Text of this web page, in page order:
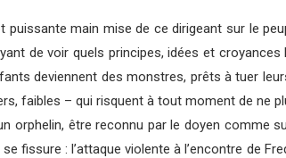
main mise de ce dirigeant sur le
de voir quels principes, idées et
deviennent des monstres, prêts à tuer
faibles – qui risquent à tout moment de ne
orphelin, être reconnu par le doyen
fissure : l’attaque violente à l’encontre de